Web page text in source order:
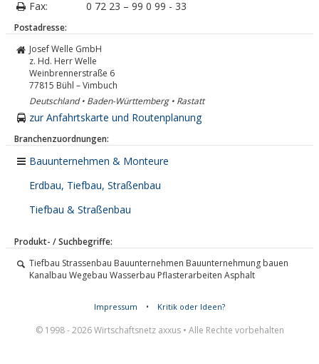
Fax:
0 72 23 – 99 0 99 - 33
Postadresse:
Josef Welle GmbH
z. Hd. Herr Welle
Weinbrennerstraße 6
77815 Bühl – Vimbuch
Deutschland • Baden-Württemberg • Rastatt
zur Anfahrtskarte und Routenplanung
Branchenzuordnungen:
Bauunternehmen & Monteure
Erdbau, Tiefbau, Straßenbau
Tiefbau & Straßenbau
Produkt- / Suchbegriffe:
Tiefbau Strassenbau Bauunternehmen Bauunternehmung bauen
Kanalbau Wegebau Wasserbau Pflasterarbeiten Asphalt
Impressum • Kritik oder Ideen?
© 1998 - 2026 Wirtschaftsnetz axxus • Alle Rechte vorbehalten